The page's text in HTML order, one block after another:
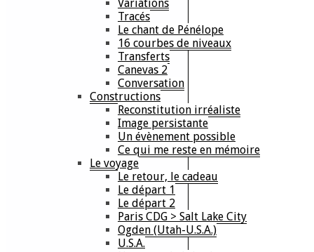
Variations
Tracés
Le chant de Pénélope
16 courbes de niveaux
Transferts
Canevas 2
Conversation
Constructions
Reconstitution irréaliste
Image persistante
Un évènement possible
Ce qui me reste en mémoire
Le voyage
Le retour, le cadeau
Le départ 1
Le départ 2
Paris CDG > Salt Lake City
Ogden (Utah-U.S.A.)
U.S.A.